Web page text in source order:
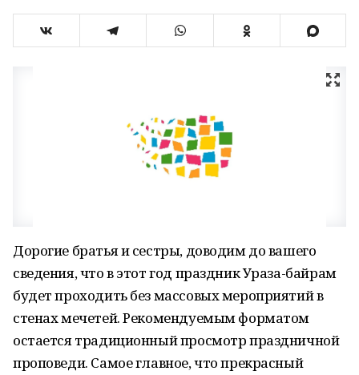
Дорогие братья и сестры, доводим до вашего
сведения, что в этот год праздник Ураза-байрам
будет проходить без массовых мероприятий в
стенах мечетей. Рекомендуемым форматом
остается традиционный просмотр праздничной
проповеди. Самое главное, что прекрасный